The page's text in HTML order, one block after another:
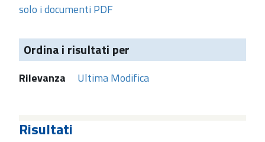
solo i documenti PDF
Ordina i risultati per
Rilevanza Ultima Modifica
Risultati